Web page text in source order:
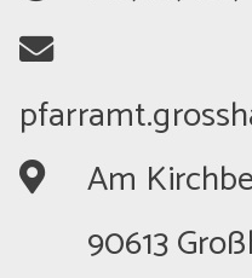
Am
90613